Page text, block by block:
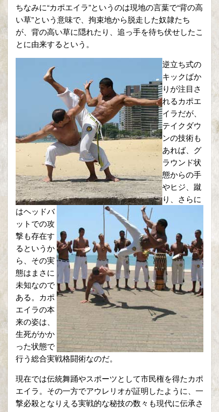
ちなみに“カポエイラ”というのは現地の言葉で“背の高
い草”という意味で、拘束地から脱走した奴隷たち
が、背の高い草に隠れたり、追っ手を待ち伏せしたこ
とに由来するという。
逆立ち式の
キックばか
りが注目さ
れるカポエ
イラだが、
テイクダウ
ンの技術も
あれば、グ
ラウンド状
態からの手
やヒジ、蹴
り、さらに
はヘッドバ
ットでの攻
撃も存在す
るというか
ら、その実
態はまさに
未知なので
ある。カポ
エイラの本
来の姿は、
生死がかか
った状態で
行う総合実戦格闘術なのだ。
現在では伝統舞踊やスポーツとして市民権を得たカポ
エイラ。その一方でアウレリオが証明したように、一
撃必殺となりえる実戦的な秘技の数々も現代に伝承さ